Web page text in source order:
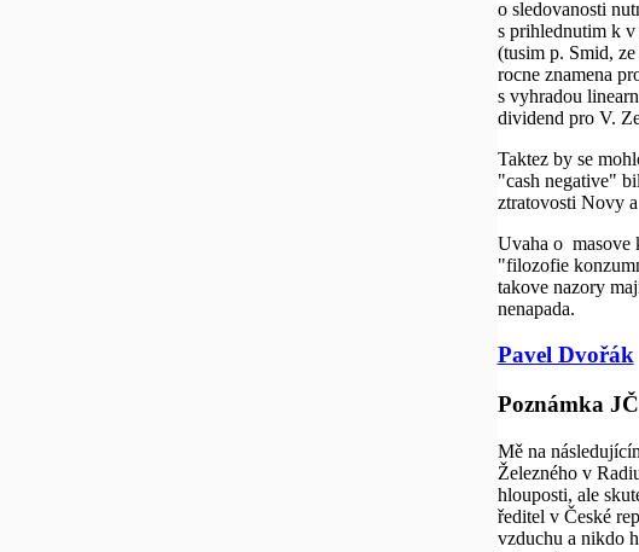
o sledovanosti
s prihlednutim k
(tusim p. Smid,
rocne znamena
s vyhradou
dividend pro V.
Taktez by se
"cash negative"
ztratovosti Novy
Uvaha o masove
"filozofie
takove nazory
nenapada.
Pavel Dvořák
Poznámka
Mě na
Železného v
hlouposti, ale
ředitel v České
vzduchu a nikdo